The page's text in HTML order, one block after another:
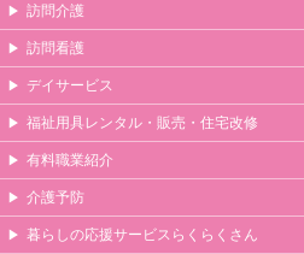
訪問介護
訪問看護
デイサービス
福祉用具レンタル・販売・住宅改修
有料職業紹介
介護予防
暮らしの応援サービスらくらくさん